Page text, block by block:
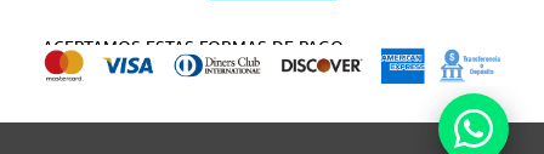
ACEPTAMOS ESTAS FORMAS DE PAGO